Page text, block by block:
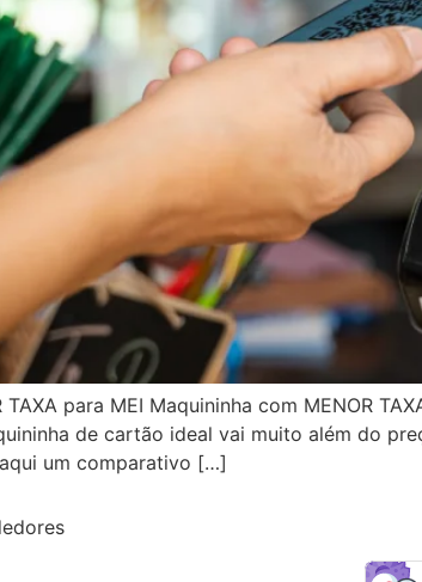
TAXA para MEI Maquininha com MENOR
de cartão ideal vai muito além do
um comparativo […]